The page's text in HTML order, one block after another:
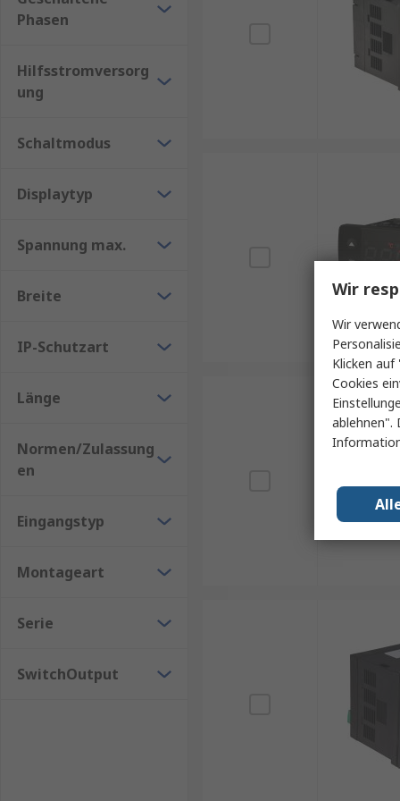
Phasen
Hilfsstromversorg
ung
Schaltmodus
Displaytyp
Spannung max.
Breite
IP-Schutzart
Länge
Normen/Zulassung
en
Eingangstyp
Montageart
Serie
SwitchOutput
Wir
Wir
Klicken
Cookies
ablehnen".